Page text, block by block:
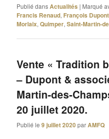
Publié dansActualités | Marqué
Francis Renaud, François Dupont
Morlaix,Quimper,Saint-Martin-
Vente « Tradition
– Dupont &
Martin-des-
20 juillet 2020.
Publié le9 juillet 2020parAMFQ